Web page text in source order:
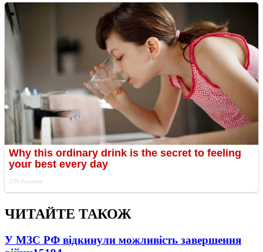
ЧИТАЙТЕ ТАКОЖ
У МЗС РФ відкинули можливість завершення